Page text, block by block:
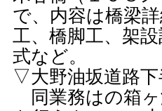
で、内容は橋梁
工、橋脚工、架
式など。
▽大野油坂道路
同業務はの箱ヶ